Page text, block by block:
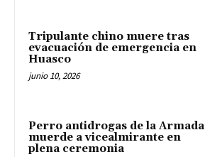
Tripulante chino muere tras
evacuación de emergencia en
Huasco
junio 10, 2026
Perro antidrogas de la Armada
muerde a vicealmirante en
plena ceremonia